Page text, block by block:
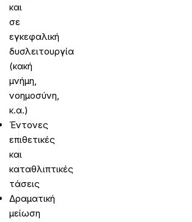
και
σε
εγκεφαλική
δυσλειτουργία
(κακή
μνήμη,
νοημοσύνη,
κ.α.)
Έντονες
επιθετικές
και
καταθλιπτικές
τάσεις
Δραματική
μείωση